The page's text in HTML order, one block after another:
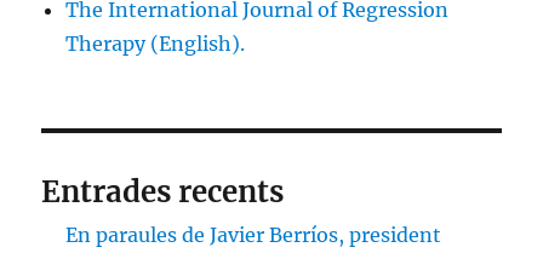
The International Journal of Regression
Therapy (English).
Entrades recents
En paraules de Javier Berríos, president